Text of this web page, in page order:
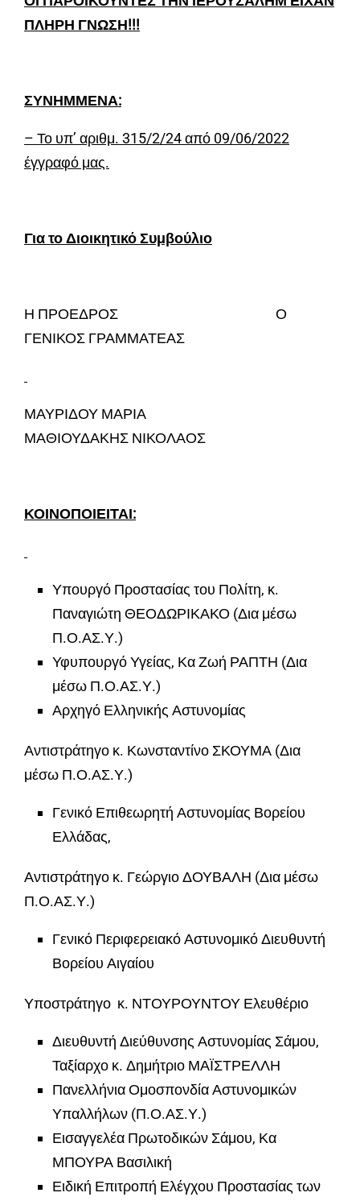
ΠΛΗΡΗ ΓΝΩΣΗ!!!
ΣΥΝΗΜΜΕΝΑ:
– Το υπ’ αριθμ. 315/2/24 από 09/06/2022
έγγραφό μας.
Για το Διοικητικό Συμβούλιο
Η ΠΡΟΕΔΡΟΣ Ο
ΓΕΝΙΚΟΣ ΓΡΑΜΜΑΤΕΑΣ
ΜΑΥΡΙΔΟΥ ΜΑΡΙΑ
ΜΑΘΙΟΥΔΑΚΗΣ ΝΙΚΟΛΑΟΣ
ΚΟΙΝΟΠΟΙΕΙΤΑΙ:
Υπουργό Προστασίας του Πολίτη, κ.
Παναγιώτη ΘΕΟΔΩΡΙΚΑΚΟ (Δια μέσω
Π.Ο.ΑΣ.Υ.)
Υφυπουργό Υγείας, Κα Ζωή ΡΑΠΤΗ (Δια
μέσω Π.Ο.ΑΣ.Υ.)
Αρχηγό Ελληνικής Αστυνομίας
Αντιστράτηγο κ. Κωνσταντίνο ΣΚΟΥΜΑ (Δια
μέσω Π.Ο.ΑΣ.Υ.)
Γενικό Επιθεωρητή Αστυνομίας Βορείου
Ελλάδας,
Αντιστράτηγο κ. Γεώργιο ΔΟΥΒΑΛΗ (Δια μέσω
Π.Ο.ΑΣ.Υ.)
Γενικό Περιφερειακό Αστυνομικό Διευθυντή
Βορείου Αιγαίου
Υποστράτηγο κ. ΝΤΟΥΡΟΥΝΤΟΥ Ελευθέριο
Διευθυντή Διεύθυνσης Αστυνομίας Σάμου,
Ταξίαρχο κ. Δημήτριο ΜΑΪΣΤΡΕΛΛΗ
Πανελλήνια Ομοσπονδία Αστυνομικών
Υπαλλήλων (Π.Ο.ΑΣ.Υ.)
Εισαγγελέα Πρωτοδικών Σάμου, Κα
ΜΠΟΥΡΑ Βασιλική
Ειδική Επιτροπή Ελέγχου Προστασίας των